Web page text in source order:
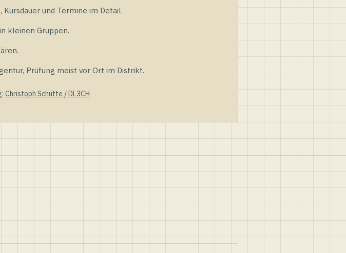
und Termine im Detail.
kleinen Gruppen.
Prüfung meist vor Ort im Distrikt.
Christoph Schütte / DL3CH